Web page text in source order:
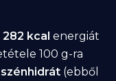
282 kcal energiát
100 g-ra
(ebből